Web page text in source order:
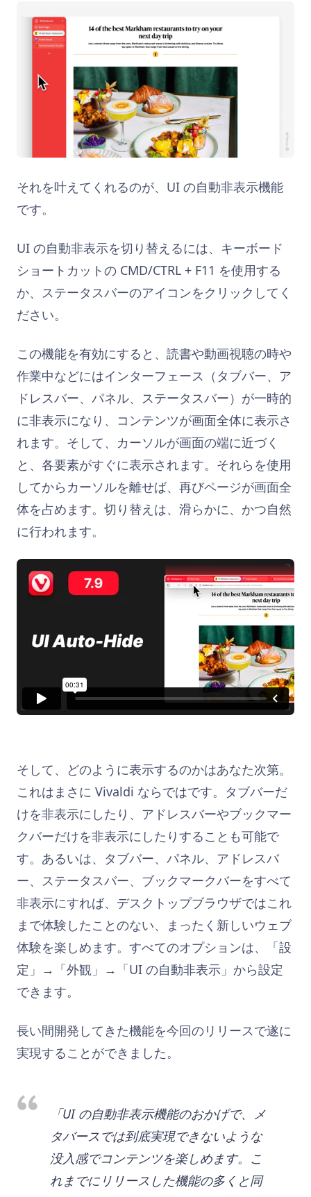
それを叶えてくれるのが、UI の自動非表示機能
です。
UI の自動非表示を切り替えるには、キーボード
ショートカットの CMD/CTRL + F11 を使用する
か、ステータスバーのアイコンをクリックしてく
ださい。
この機能を有効にすると、読書や動画視聴の時や
作業中などにはインターフェース（タブバー、ア
ドレスバー、パネル、ステータスバー）が一時的
に非表示になり、コンテンツが画面全体に表示さ
れます。そして、カーソルが画面の端に近づく
と、各要素がすぐに表示されます。それらを使用
してからカーソルを離せば、再びページが画面全
体を占めます。切り替えは、滑らかに、かつ自然
に行われます。
そして、どのように表示するのかはあなた次第。
これはまさに Vivaldi ならではです。タブバーだ
けを非表示にしたり、アドレスバーやブックマー
クバーだけを非表示にしたりすることも可能で
す。あるいは、タブバー、パネル、アドレスバ
ー、ステータスバー、ブックマークバーをすべて
非表示にすれば、デスクトップブラウザではこれ
まで体験したことのない、まったく新しいウェブ
体験を楽しめます。すべてのオプションは、「設
定」→「外観」→「UI の自動非表示」から設定
できます。
長い間開発してきた機能を今回のリリースで遂に
実現することができました。
「UI の自動非表示機能のおかげで、メ
タバースでは到底実現できないような
没入感でコンテンツを楽しめます。こ
れまでにリリースした機能の多くと同